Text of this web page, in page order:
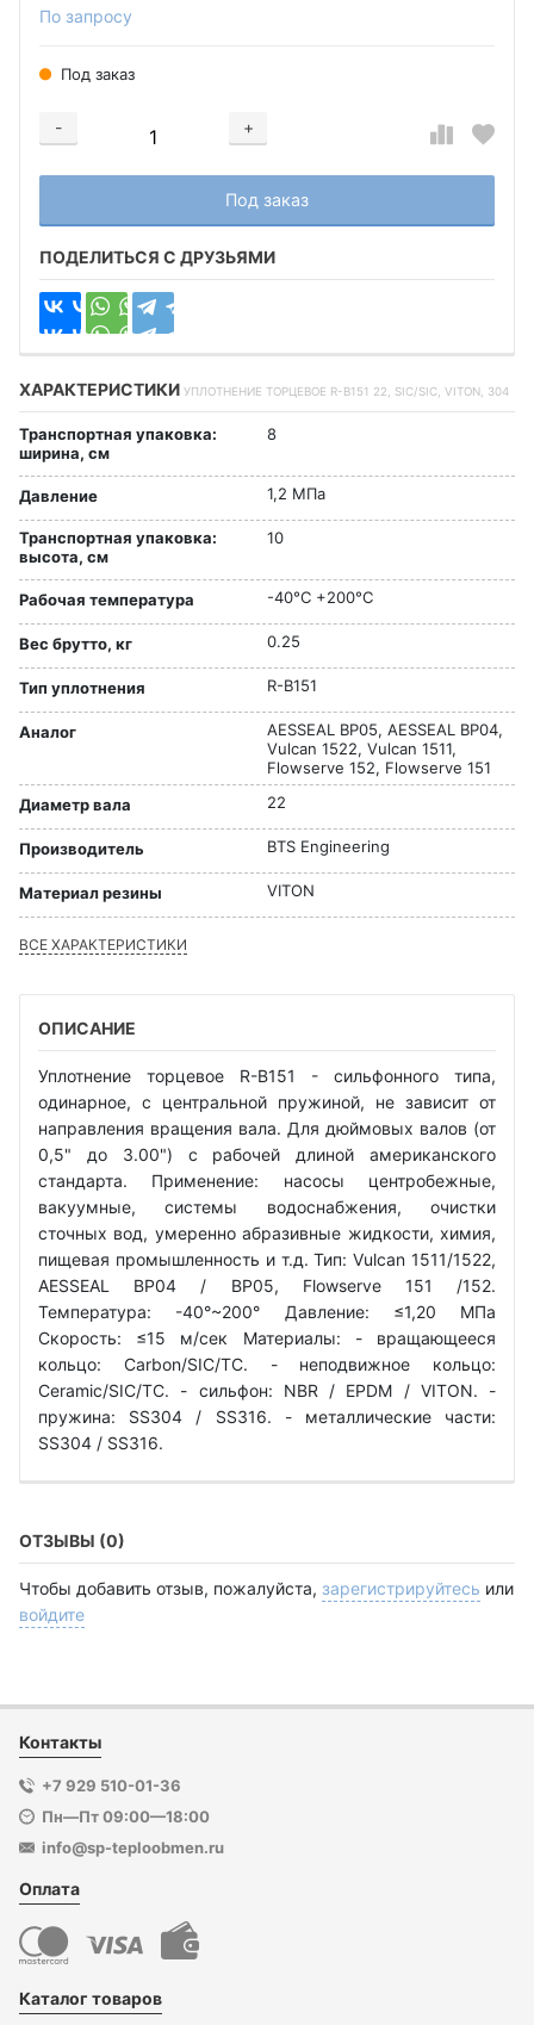
По запросу
Под заказ
-
+
Добавляется...
Под заказ
Добавлен
ПОДЕЛИТЬСЯ С ДРУЗЬЯМИ
ХАРАКТЕРИСТИКИ УПЛОТНЕНИЕ ТОРЦЕВОЕ R-B151 22, SIC/SIC, VITON, 304
Транспортная упаковка:
ширина, см
8
Давление 1,2 МПа
Транспортная упаковка:
высота, см
10
Рабочая температура -40°C +200°C
Вес брутто, кг 0.25
Тип уплотнения R-B151
Аналог
AESSEAL BP05, AESSEAL BP04,
Vulcan 1522, Vulcan 1511,
Flowserve 152, Flowserve 151
Диаметр вала
22
Производитель BTS Engineering
Материал резины VITON
ВСЕ ХАРАКТЕРИСТИКИ
ОПИСАНИЕ
Уплотнение торцевое R-B151 - сильфонного типа,
одинарное, с центральной пружиной, не зависит от
направления вращения вала. Для дюймовых валов (от
0,5" до 3.00") с рабочей длиной американского
стандарта. Применение: насосы центробежные,
вакуумные, системы водоснабжения, очистки
сточных вод, умеренно абразивные жидкости, химия,
пищевая промышленность и т.д. Тип: Vulcan 1511/1522,
AESSEAL BP04 / BP05, Flowserve 151 /152.
Температура: -40°~200° Давление: ≤1,20 МПа
Скорость: ≤15 м/сек Материалы: - вращающееся
кольцо: Carbon/SIC/TC. - неподвижное кольцо:
Ceramic/SIC/TC. - сильфон: NBR / EPDM / VITON. -
пружина: SS304 / SS316. - металлические части:
SS304 / SS316.
ОТЗЫВЫ (0)
Чтобы добавить отзыв, пожалуйста, зарегистрируйтесь или
войдите
Контакты
+7 929 510-01-36
Пн—Пт 09:00—18:00
info@sp-teploobmen.ru
Оплата
Каталог товаров